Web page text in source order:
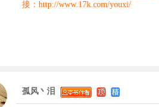
接：http://www.17k.com/youxi/
孤风丶泪